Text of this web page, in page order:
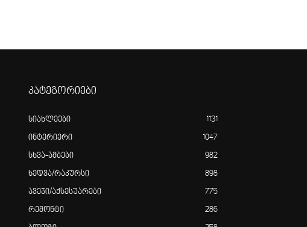
კატეგორიები
სიახლეები 1131
ინტერიერი 1047
სხვა-ამბები 982
ხედვა/რაკურსი 898
ავეჯი/აქსესუარები 775
რემონტი 286